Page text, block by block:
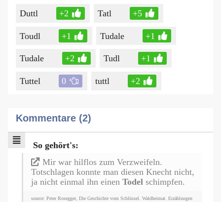
Duttl +2 Tatl +5
Toudl +1 Tudale +1
Tudale +2 Tudl +1
Tuttel 0 tuttl +2
Kommentare (2)
So gehört's:
Mir war hilflos zum Verzweifeln.
Totschlagen konnte man diesen Knecht nicht,
ja nicht einmal ihn einen Todel schimpfen.
source: Peter Rosegger, Die Geschichte vom Schlüssel. Waldheimat. Erzählungen